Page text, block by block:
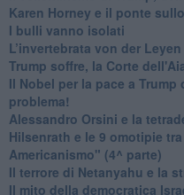
​Karen Horney e il ponte
​I bulli vanno isolati
L’invertebrata von der
Trump soffre, la Corte
​Il Nobel per la pace a Trump
problema!
​Alessandro Orsini e la
​Hilsenrath e le 9 omotipie
Americanismo" (4^ parte)
​Il terrore di Netanyahu e la
Il mito della democratica